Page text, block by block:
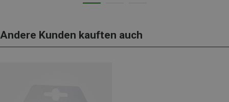
Andere Kunden kauften auch